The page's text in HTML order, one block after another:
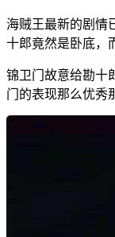
海贼王最新的剧情
十郎竟然是卧底，
锦卫门故意给勘十
门的表现那么优秀